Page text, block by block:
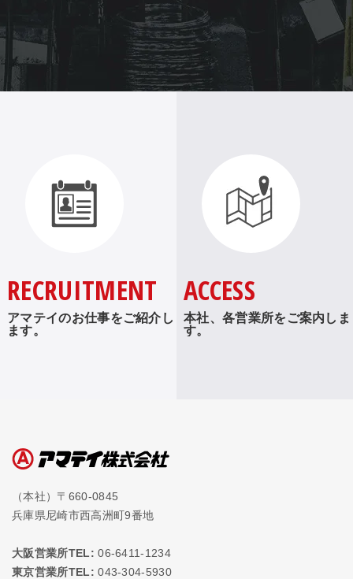
RECRUITMENT
アマテイのお仕事をご紹介し
ます。
ACCESS
本社、各営業所をご案内しま
す。
（本社）〒660-0845
兵庫県尼崎市西高洲町9番地
大阪営業所TEL: 06-6411-1234
東京営業所TEL: 043-304-5930